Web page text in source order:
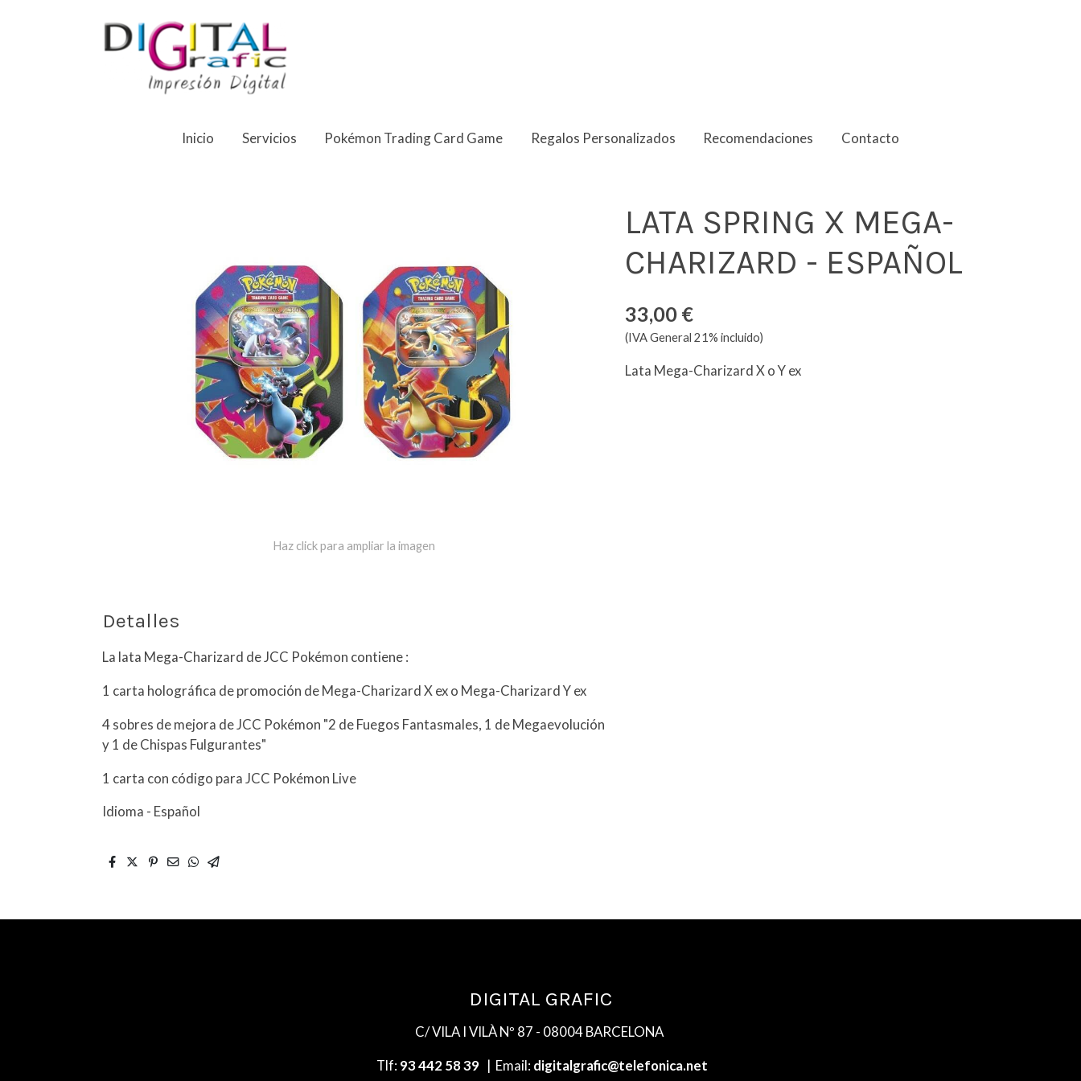
Inicio Servicios Pokémon Trading Card Game Regalos Personalizados Recomendaciones
Contacto
Haz click para ampliar la imagen
Detalles
La lata Mega-Charizard de JCC Pokémon contiene :
1 carta holográfica de promoción de Mega-Charizard X ex o Mega-Charizard Y ex
4 sobres de mejora de JCC Pokémon "2 de Fuegos Fantasmales, 1 de Megaevolución
y 1 de Chispas Fulgurantes"
1 carta con código para JCC Pokémon Live
Idioma - Español
LATA SPRING X MEGA-
CHARIZARD - ESPAÑOL
33,00 €
(IVA General 21% incluido)
Lata Mega-Charizard X o Y ex
DIGITAL GRAFIC
C/ VILA I VILÀ Nº 87 - 08004 BARCELONA
Tlf: 93 442 58 39| Email: digitalgrafic@telefonica.net